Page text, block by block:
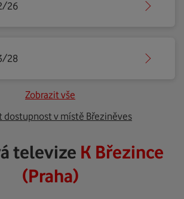
26
28
Zobrazit vše
dostupnost v místě Březiněves
televize K Březince
(Praha)